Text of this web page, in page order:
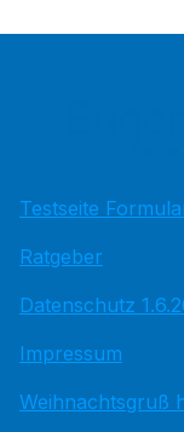
Testseite
Ratgeber
Datenschutz
Impressum
Weihnachtsgruß